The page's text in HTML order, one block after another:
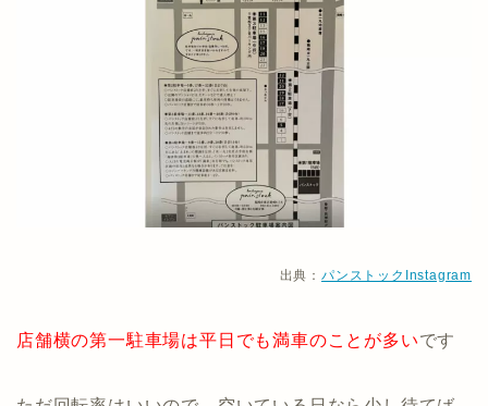
出典： パンストックInstagram
店舗横の第一駐車場は平日でも満車のことが多いです